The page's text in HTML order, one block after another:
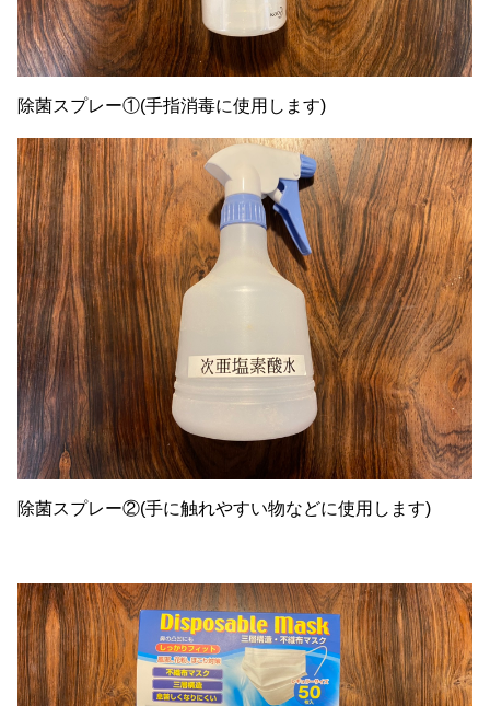
除菌スプレー①(手指消毒に使用します)
除菌スプレー②(手に触れやすい物などに使用します)